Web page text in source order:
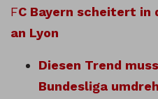
FC Bayern scheitert in
an Lyon
Diesen Trend
Bundesliga